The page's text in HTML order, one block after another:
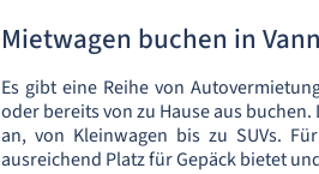
Mietwagen buchen in
Es gibt eine Reihe von
oder bereits von zu Hause aus
an, von Kleinwagen bis zu SUVs.
ausreichend Platz für Gepäck bietet